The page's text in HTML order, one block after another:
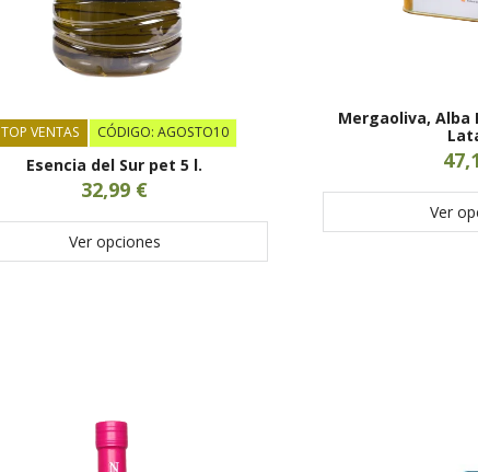
TOP VENTAS CÓDIGO: AGOSTO10
Esencia del Sur pet 5 l.
32,99 €
Ver opciones
Mergaoliva, Alba
Ver